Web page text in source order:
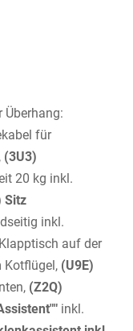
für
(3U3)
20 kg inkl.
Sitz
inkl.
auf der
Kotflügel, (U9E)
(Z2Q)
inkl.